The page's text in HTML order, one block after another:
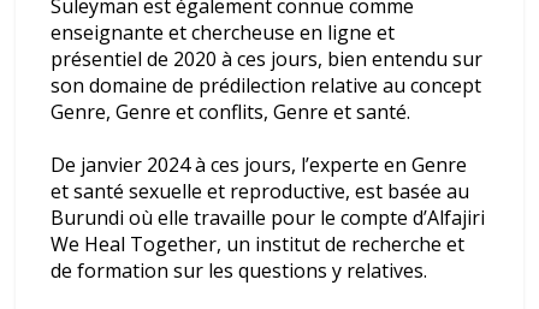
Suleyman est également connue comme
enseignante et chercheuse en ligne et
présentiel de 2020 à ces jours, bien entendu sur
son domaine de prédilection relative au concept
Genre, Genre et conflits, Genre et santé.
De janvier 2024 à ces jours, l’experte en Genre
et santé sexuelle et reproductive, est basée au
Burundi où elle travaille pour le compte d’Alfajiri
We Heal Together, un institut de recherche et
de formation sur les questions y relatives.